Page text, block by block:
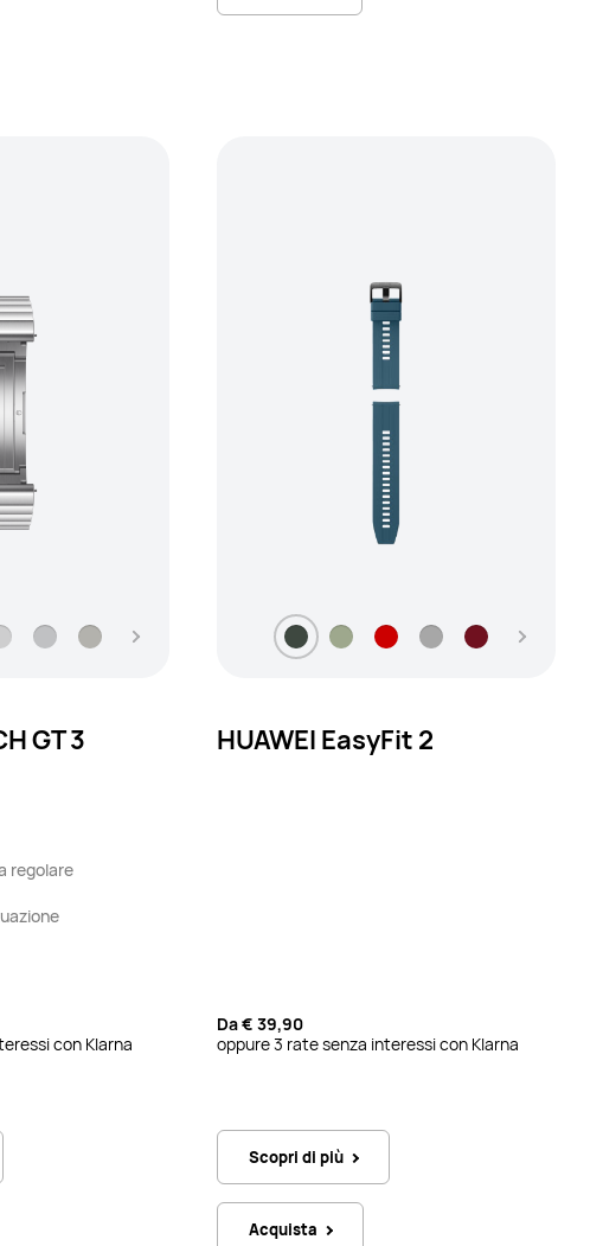
GT 3
regolare
con Klarna
HUAWEI EasyFit 2
Da€ 39,90
oppure 3 rate senza interessi con Klarna
Scopri di più
Acquista